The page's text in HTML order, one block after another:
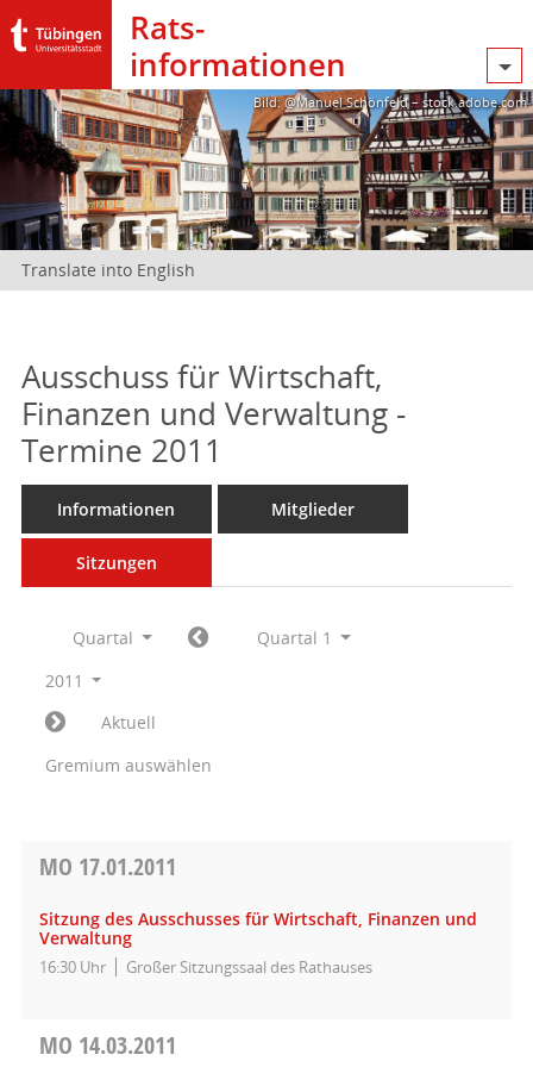
Rats­
informationen
Bild: @Manuel Schönfeld – stock.adobe.com
Translate into English
Ausschuss für Wirtschaft,
Finanzen und Verwaltung -
Termine 2011
Informationen Mitglieder
Sitzungen
Quartal
Quartal 1
2011
Aktuell
Gremium auswählen
MO 17.01.2011
Sitzung des Ausschusses für Wirtschaft, Finanzen und
Verwaltung
16:30 Uhr Großer Sitzungssaal des Rathauses
MO 14.03.2011